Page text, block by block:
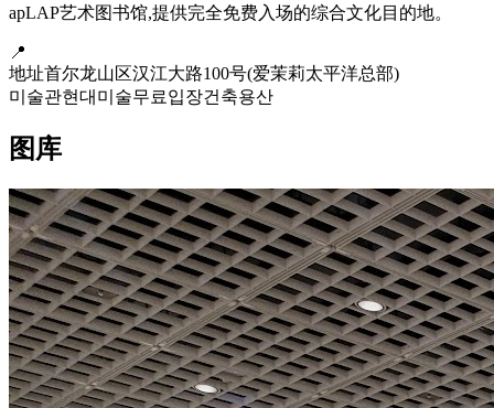
apLAP艺术图书馆,提供完全免费入场的综合文化目的地。
📍
地址首尔龙山区汉江大路100号(爱茉莉太平洋总部)
미술관현대미술무료입장건축용산
图库